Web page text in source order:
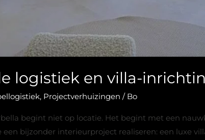
logistiek en villa-
, Projectverhuizingen / Bo
begint niet op locatie. Het begint met een
bijzonder interieurproject realiseren: een luxe